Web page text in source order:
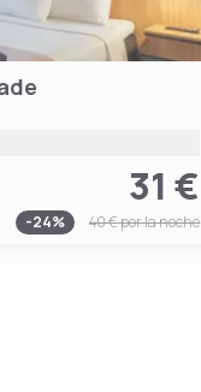
31 €
-24% 40 €por la noche